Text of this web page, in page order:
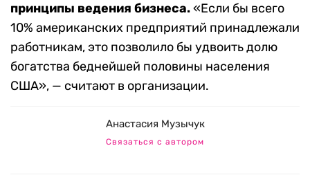
принципы ведения бизнеса.«Если бы всего
10% американских предприятий принадлежали
работникам, это позволило бы удвоить долю
богатства беднейшей половины населения
США», — считают в организации.
Анастасия Музычук
Связаться с автором